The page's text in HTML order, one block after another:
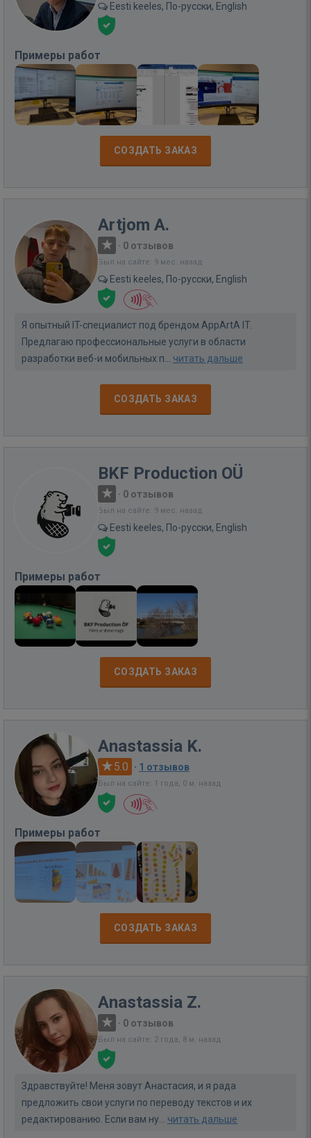
Eesti keeles, По-русски, English
Примеры работ
СОЗДАТЬ ЗАКАЗ
Artjom A.
· 0 отзывов
Был на сайте: 9 мес. назад
Eesti keeles, По-русски, English
Я опытный IT-специалист под брендом AppArtA IT.
Предлагаю профессиональные услуги в области
разработки веб-и мобильных п... читать дальше
СОЗДАТЬ ЗАКАЗ
BKF Production OÜ
· 0 отзывов
Был на сайте: 9 мес. назад
Eesti keeles, По-русски, English
Примеры работ
СОЗДАТЬ ЗАКАЗ
Anastassia K.
5.0 · 1 отзывов
Был на сайте: 1 года, 0 м. назад
Примеры работ
СОЗДАТЬ ЗАКАЗ
Anastassia Z.
· 0 отзывов
Был на сайте: 2 года, 8 м. назад
Здравствуйте! Меня зовут Анастасия, и я рада
предложить свои услуги по переводу текстов и их
редактированию. Если вам ну... читать дальше